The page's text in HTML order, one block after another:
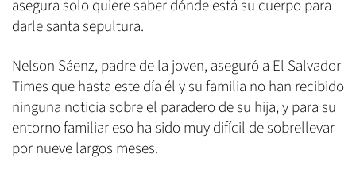
asegura solo quiere saber dónde está su cuerpo para
darle santa sepultura.
Nelson Sáenz, padre de la joven, aseguró a El Salvador
Times que hasta este día él y su familia no han recibido
ninguna noticia sobre el paradero de su hija, y para su
entorno familiar eso ha sido muy difícil de sobrellevar
por nueve largos meses.